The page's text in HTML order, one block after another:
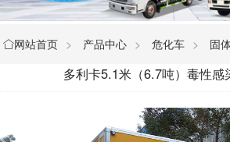
网站首页 > 产品中心 > 危化车 > 固
多利卡5.1米（6.7吨）毒性感